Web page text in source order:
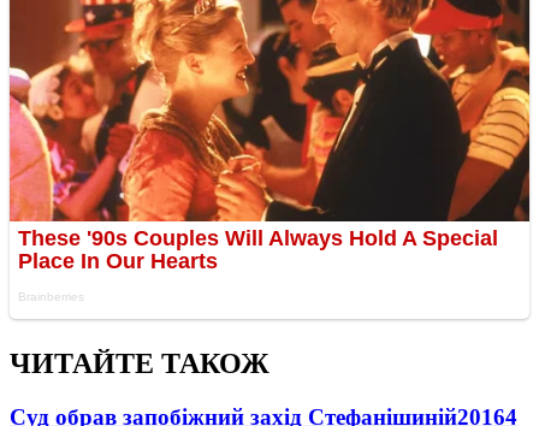
ЧИТАЙТЕ ТАКОЖ
Суд обрав запобіжний захід Стефанішиній20164